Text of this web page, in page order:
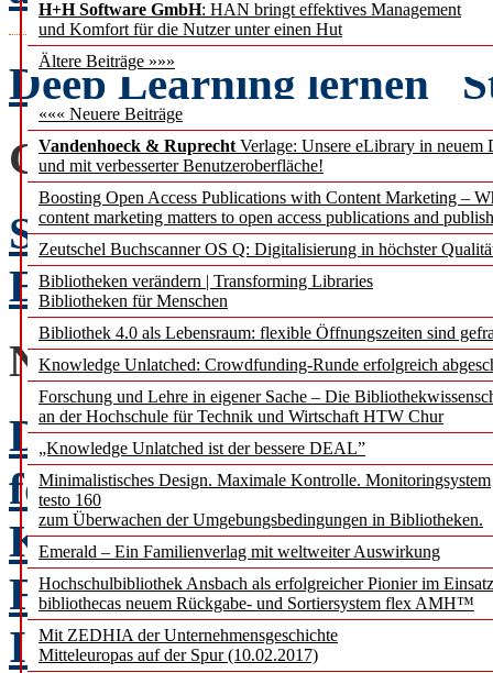
H+H Software GmbH: HAN bringt effektives Management
und Komfort für die Nutzer unter einen Hut
Ältere Beiträge »»»
««« Neuere Beiträge
Vandenhoeck & Ruprecht Verlage: Unsere eLibrary in neuem
und mit verbesserter Benutzeroberfläche!
Boosting Open Access Publications with Content Marketing –
content marketing matters to open access publications and
Zeutschel Buchscanner OS Q: Digitalisierung in höchster
Bibliotheken verändern | Transforming Libraries
Bibliotheken für Menschen
Bibliothek 4.0 als Lebensraum: flexible Öffnungszeiten sind
Knowledge Unlatched: Crowdfunding-Runde erfolgreich
Forschung und Lehre in eigener Sache – Die
an der Hochschule für Technik und Wirtschaft HTW Chur
„Knowledge Unlatched ist der bessere DEAL”
Minimalistisches Design. Maximale Kontrolle. Monitoringsystem
testo 160
zum Überwachen der Umgebungsbedingungen in Bibliotheken.
Emerald – Ein Familienverlag mit weltweiter Auswirkung
Hochschulbibliothek Ansbach als erfolgreicher Pionier im
bibliothecas neuem Rückgabe- und Sortiersystem flex AMH™
Mit ZEDHIA der Unternehmensgeschichte
Mitteleuropas auf der Spur (10.02.2017)
Deep Learning lernen
GLOSSE
Sprachspiele 3: E? –
Erlesenes von Georg
Der RfII und seine
Kaden
Forschungsdaten,